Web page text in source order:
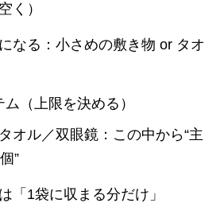
く）
なる：小さめの敷き物 or タオ
（上限を決める）
オル／双眼鏡：この中から“主
”
「1袋に収まる分だけ」